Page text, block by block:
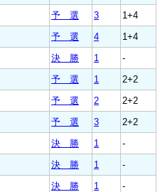
予 選 3
1+4
予 選 4
1+4
決 勝 1
-
予 選 1
2+2
予 選 2
2+2
予 選 3
2+2
決 勝 1
-
決 勝 1
-
決 勝 1
-